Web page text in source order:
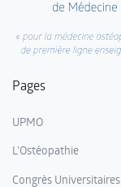
Pages
UPMO
L'Ostéopathie
Congrès Universitaires